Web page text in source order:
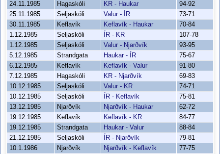
24.11.1985
Hagaskóli KR - Haukar
94-92
25.11.1985
Seljaskóli Valur - ÍR
73-71
30.11.1985
Keflavík Keflavík - Haukar
70-84
1.12.1985
Seljaskóli ÍR - KR
107-78
1.12.1985
Seljaskóli Valur - Njarðvík
93-95
5.12.1985
Strandgata Haukar - ÍR
75-67
6.12.1985
Keflavík Keflavík - Valur
91-80
7.12.1985
Hagaskóli KR - Njarðvík
69-83
10.12.1985
Seljaskóli Valur - KR
74-71
10.12.1985
Seljaskóli ÍR - Keflavík
75-81
13.12.1985
Njarðvík Njarðvík - Haukar
62-72
19.12.1985
Keflavík Keflavík - KR
84-77
19.12.1985
Strandgata Haukar - Valur
88-84
21.12.1985
Seljaskóli ÍR - Njarðvík
79-81
10.1.1986
Njarðvík Njarðvík - Keflavík
77-75